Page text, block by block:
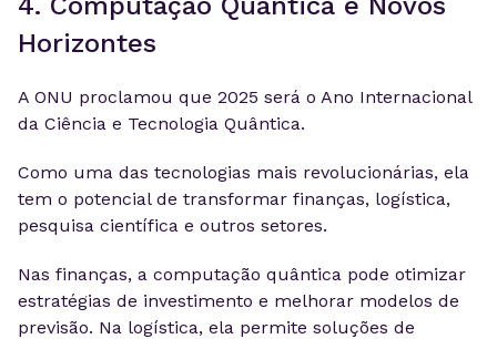
Horizontes
A ONU proclamou que 2025 será o Ano Internacional
da Ciência e Tecnologia Quântica.
Como uma das tecnologias mais revolucionárias, ela
tem o potencial de transformar finanças, logística,
pesquisa científica e outros setores.
Nas finanças, a computação quântica pode otimizar
estratégias de investimento e melhorar modelos de
previsão. Na logística, ela permite soluções de